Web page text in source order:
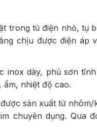
trong tủ điện nhỏ, tụ
chịu được điện áp
inox dày, phủ sơn
nhiệt độ cao.
sản xuất từ
chuyên dụng. Qua